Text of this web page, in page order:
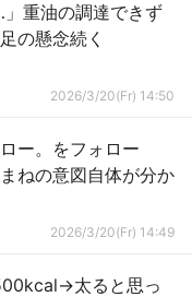
」重油の調達できず
の懸念続く
2026/3/20(Fr) 14:50
ー。をフォロー
ねの意図自体が分か
2026/3/20(Fr) 14:49
太ると思っ